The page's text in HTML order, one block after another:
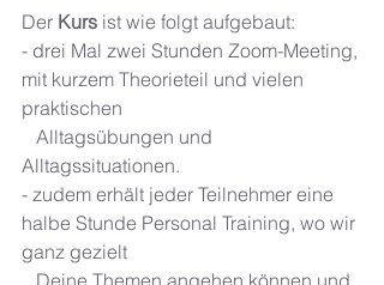
Der Kurs ist wie folgt aufgebaut:
- drei Mal zwei Stunden Zoom-Meeting,
mit kurzem Theorieteil und vielen
praktischen
Alltagssituationen.
- zudem erhält jeder Teilnehmer eine
halbe Stunde Personal Training, wo wir
ganz gezielt